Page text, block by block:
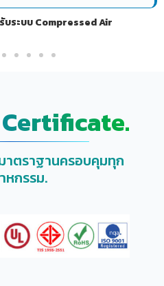
บระบบ Compressed Air
าตราฐานครอบคุมทุก
หกรรม.